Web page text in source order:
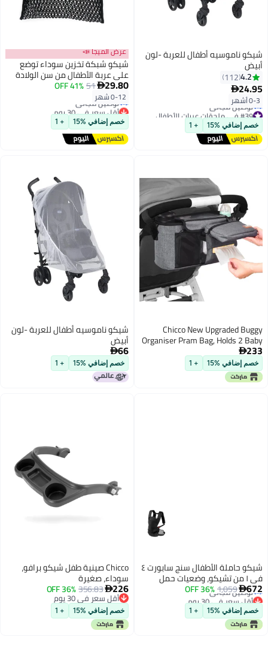
شيكو ناموسيه أطفال للعربة -لون
أبيض
4.2
112
24.95
0-3 أشهر#39 في ملحقات عربات الأطفال
توصيل مجاني
#39 في ملحقات عربات الأطفال
خصم إضافي %15 + 1
عرض الميجا 📣
شيكو شبكة تخزين سوداء توضع
على عربة الأطفال من سن الولادة
حتى عمر 3 سنوات
29.80
51
41% OFF
0-12 شهرأقل سعر في 30 يوم
توصيل مجاني
أقل سعر في 30 يوم
خصم إضافي %15 + 1
Chicco New Upgraded Buggy
Organiser Pram Bag, Holds 2 Baby
Cup Holders, Used as Carry-On
Handbag-Universal Fit All Buggy
Models
233
خصم إضافي %15 + 1
شيكو ناموسيه أطفال للعربة -لون
أبيض
66
خصم إضافي %15 + 1
شيكو حاملة الأطفال سنج سابورت ٤
في ١ من تشيكو، وضعيات حمل
أمامية وخلفية، حقيبة ظهر للرضع،
حاملة أطفال من حديثي الولادة إلى
الأطفال الصغار، مناسبة للرضع بوزن
٧.٥-٣٣ رطلاً | أسود/أسود
672
1,059
36% OFF
أقل سعر في 30 يوم
توصيل مجاني
أقل سعر في 30 يوم
خصم إضافي %15 + 1
Chicco صينية طفل شيكو برافو،
سوداء، صغيرة
226
356.83
36% OFF
أقل سعر في 30 يوم
أقل سعر في 30 يوم
خصم إضافي %15 + 1